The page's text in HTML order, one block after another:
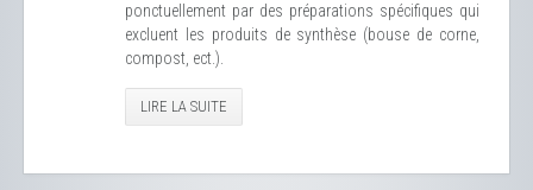
ponctuellement par des préparations spécifiques qui
excluent les produits de synthèse (bouse de corne,
compost, ect.).
LIRE LA SUITE